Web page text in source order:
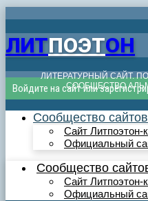
ЛИТПОЭТОН
ЛИТЕРАТУРНЫЙ САЙТ.
СООБЩЕСТВО
Войдите на сайт или
Сообщество сайтов
Сайт Литпоэтон-
Официальный
Сообщество
Сайт Литпоэтон-
Официальный